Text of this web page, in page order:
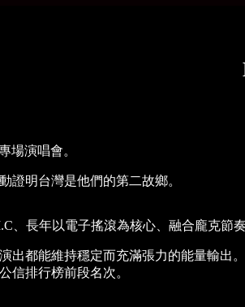
場演唱會。
證明台灣是他們的第二故鄉。
、長年以電子搖滾為核心、融合龐克節
出都能維持穩定而充滿張力的能量輸
信排行榜前段名次。